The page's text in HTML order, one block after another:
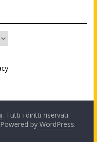
. Tutti i diritti riservati.
by WordPress.